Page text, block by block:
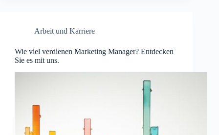
Arbeit und Karriere
Wie viel verdienen Marketing Manager? Entdecken
Sie es mit uns.